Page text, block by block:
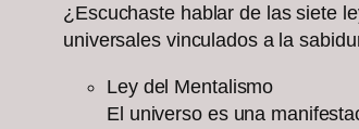
¿Escuchaste hablar de las siete
universales vinculados a la
Ley del Mentalismo
El universo es una